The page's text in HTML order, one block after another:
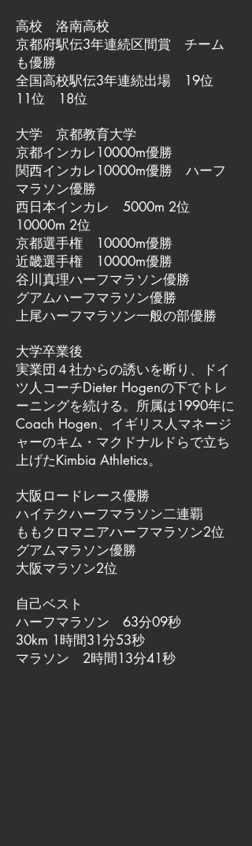
高校 洛南高校
京都府駅伝3年連続区間賞 チーム
も優勝
全国高校駅伝3年連続出場 19位
11位 18位
大学 京都教育大学
京都インカレ10000m優勝
関西インカレ10000m優勝 ハーフ
マラソン優勝
西日本インカレ 5000m 2位
10000m 2位
京都選手権 10000m優勝
近畿選手権 10000m優勝
谷川真理ハーフマラソン優勝
グアムハーフマラソン優勝
上尾ハーフマラソン一般の部優勝
大学卒業後
実業団４社からの誘いを断り、ドイ
ツ人コーチDieter Hogenの下でトレ
ーニングを続ける。所属は1990年に
Coach Hogen、イギリス人マネージ
ャーのキム・マクドナルドらで立ち
上げたKimbia Athletics。
大阪ロードレース優勝
ハイテクハーフマラソン二連覇
ももクロマニアハーフマラソン2位
グアムマラソン優勝
大阪マラソン2位
自己ベスト
ハーフマラソン 63分09秒
30km 1時間31分53秒
マラソン 2時間13分41秒